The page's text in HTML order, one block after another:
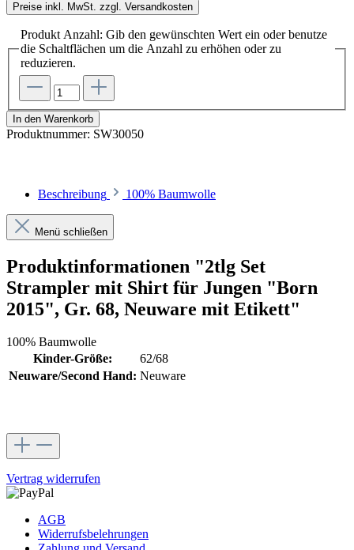
Preise inkl. MwSt. zzgl. Versandkosten
Produkt Anzahl: Gib den gewünschten Wert ein oder benutze
die Schaltflächen um die Anzahl zu erhöhen oder zu
reduzieren.
In den Warenkorb
Produktnummer: SW30050
Beschreibung 100% Baumwolle
Menü schließen
Produktinformationen "2tlg Set
Strampler mit Shirt für Jungen "Born
2015", Gr. 68, Neuware mit Etikett"
100% Baumwolle
Kinder-Größe:
62/68
Neuware/Second Hand: Neuware
Vertrag widerrufen
AGB
Widerrufsbelehrungen